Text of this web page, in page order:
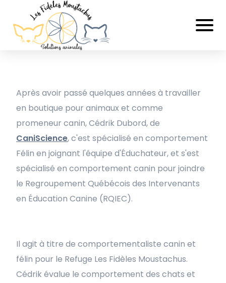
Après avoir passé quelques années à travailler
en boutique pour animaux et comme
promeneur canin, Cédrik Dubord, de
CaniScience, c'est spécialisé en comportement
Félin en joignant l'équipe d'Éduchateur, et s'est
spécialisé en comportement canin pour joindre
le Regroupement Québécois des Intervenants
en Éducation Canine (RQIEC).
Il agit à titre de comportementaliste canin et
félin pour le Refuge Les Fidèles Moustachus.
Cédrik évalue le comportement des chats et